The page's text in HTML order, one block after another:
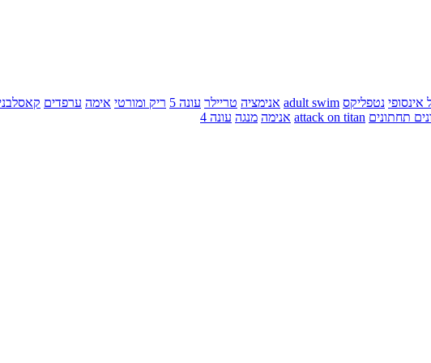
אינסופי נטפליקס adult swim אנימציה טריילר עונה 5 ריק ומורטי אימה ערפדים
תחתונים attack on titan אנימה מנגה עונה 4